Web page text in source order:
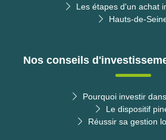
Les étapes d'un achat
Hauts-de-
Nos conseils
Pourquoi investir
Le dispositif
Réussir sa gestion